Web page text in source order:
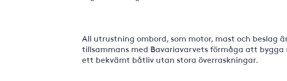
All utrustning ombord, som motor, mast och beslag
tillsammans med Bavariavarvets förmåga att
ett bekvämt båtliv utan stora överraskningar.